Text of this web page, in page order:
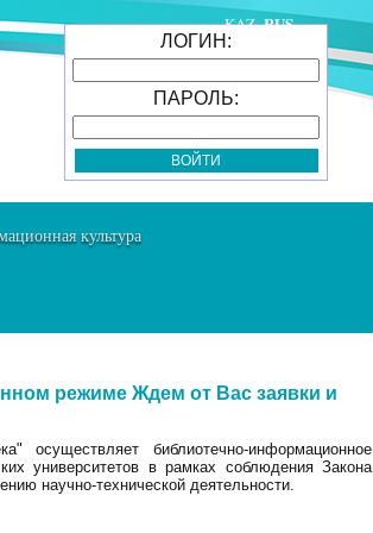
ЛОГИН:
ПАРОЛЬ:
KAZ RUS
культура
режиме Ждем от Вас заявки и
осуществляет библиотечно-информационное
университетов в рамках соблюдения Закона
научно-технической деятельности.